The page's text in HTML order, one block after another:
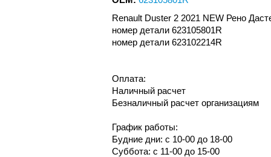
Renault Duster 2 2021 NEW Рено
номер детали 623105801R
номер детали 623102214R
Оплата:
Наличный расчет
Безналичный расчет организациям
График работы:
Будние дни: с 10-00 до 18-00
Суббота: с 11-00 до 15-00